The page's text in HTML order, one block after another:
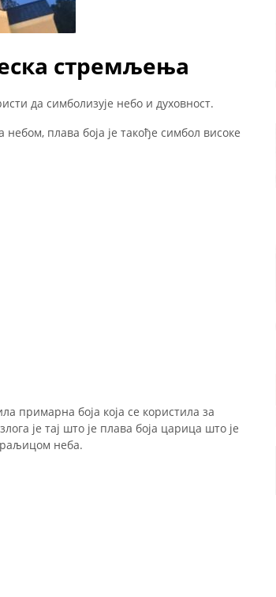
стремљења
да симболизује небо и духовност.
небом, плава боја је такође симбол високе
примарна боја која се користила за
је тај што је плава боја царица што је
неба.